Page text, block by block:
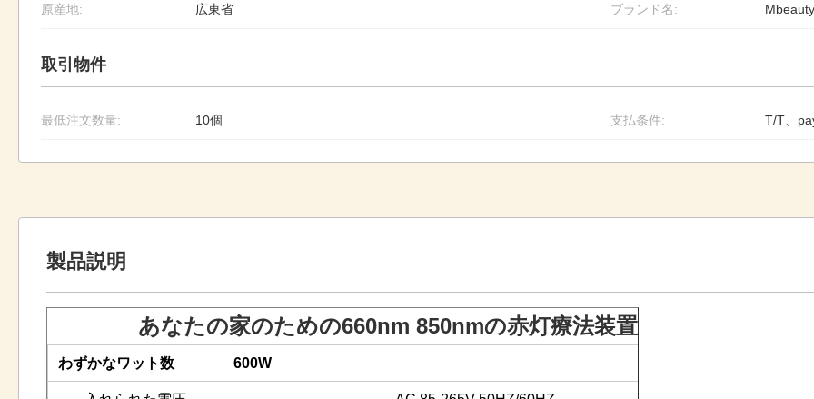
原産地: 広東省 ブランド名: Mbeauty
取引物件
最低注文数量: 10個 支払条件: T/T、
製品説明
あなたの家のための660nm 850nmの赤灯療法装置
わずかなワット数 600W